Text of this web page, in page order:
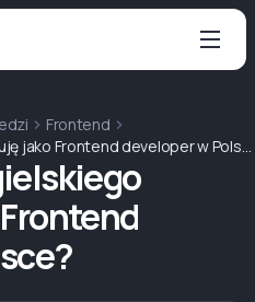
Frontend
Jaki poziom angielskiego potrzebuję jako Frontend developer w Polsce?